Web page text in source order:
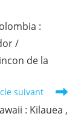
:
/
de la
suivant
: Kilauea ,